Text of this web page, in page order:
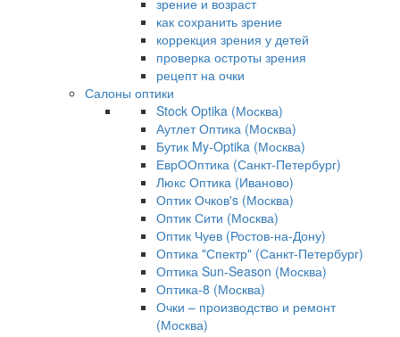
зрение и возраст
как сохранить зрение
коррекция зрения у детей
проверка остроты зрения
рецепт на очки
Салоны оптики
Stock Optika (Москва)
Аутлет Оптика (Москва)
Бутик My-Optika (Москва)
ЕврООптика (Санкт-Петербург)
Люкс Оптика (Иваново)
Оптик Очков's (Москва)
Оптик Сити (Москва)
Оптик Чуев (Ростов-на-Дону)
Оптика "Спектр" (Санкт-Петербург)
Оптика Sun-Season (Москва)
Оптика-8 (Москва)
Очки – производство и ремонт
(Москва)